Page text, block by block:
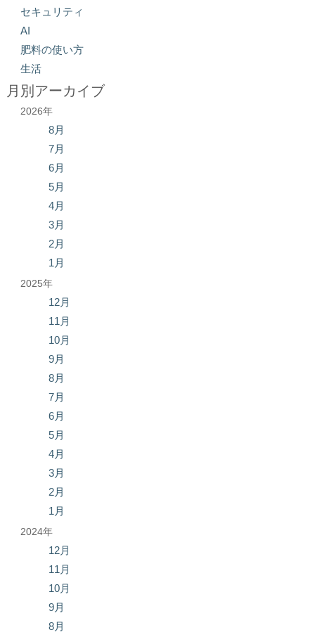
セキュリティ
AI
肥料の使い方
生活
月別アーカイブ
2026年
8月
7月
6月
5月
4月
3月
2月
1月
2025年
12月
11月
10月
9月
8月
7月
6月
5月
4月
3月
2月
1月
2024年
12月
11月
10月
9月
8月